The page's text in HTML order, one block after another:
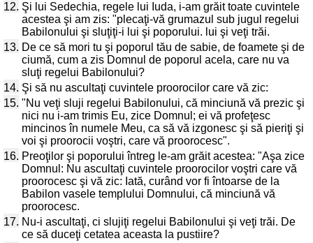
12. Şi lui Sedechia, regele lui Iuda, i-am grăit toate cuvintele
acestea şi am zis: "plecaţi-vă grumazul sub jugul regelui
Babilonului şi sluţiţi-i lui şi poporului. lui şi veţi trăi.
13. De ce să mori tu şi poporul tău de sabie, de foamete şi de
ciumă, cum a zis Domnul de poporul acela, care nu va
sluţi regelui Babilonului?
14. Şi să nu ascultaţi cuvintele proorocilor care vă zic:
15. "Nu veţi sluji regelui Babilonului, că minciună vă prezic şi
nici nu i-am trimis Eu, zice Domnul; ei vă profeţesc
mincinos în numele Meu, ca să vă izgonesc şi să pieriţi şi
voi şi proorocii voştri, care vă proorocesc".
16. Preoţilor şi poporului întreg le-am grăit acestea: "Aşa zice
Domnul: Nu ascultaţi cuvintele proorocilor voştri care vă
proorocesc şi vă zic: Iată, curând vor fi întoarse de la
Babilon vasele templului Domnului, că minciună vă
proorocesc.
17. Nu-i ascultaţi, ci slujiţi regelui Babilonului şi veţi trăi. De
ce să duceţi cetatea aceasta la pustiire?